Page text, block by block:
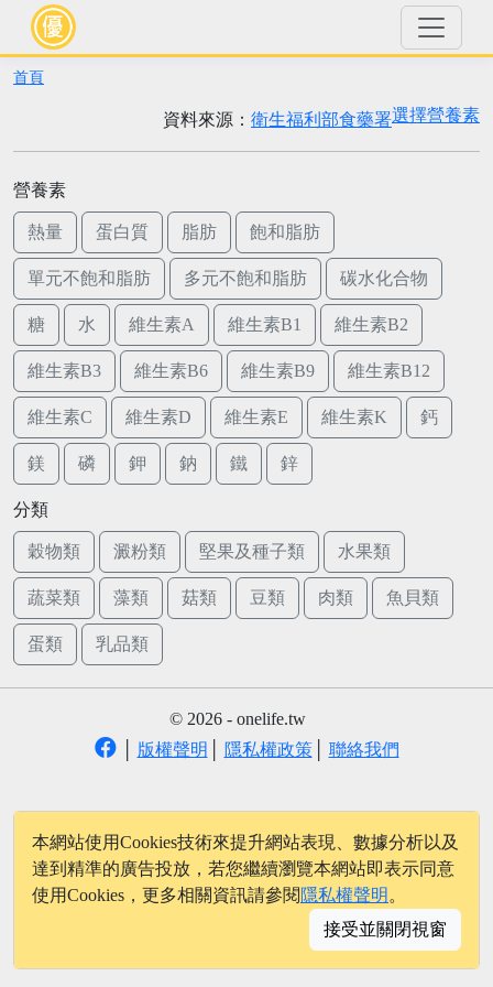
首頁
選擇營養素
資料來源： 衛生福利部食藥署
營養素
熱量 蛋白質 脂肪 飽和脂肪
單元不飽和脂肪 多元不飽和脂肪 碳水化合物
糖 水 維生素A 維生素B1 維生素B2
維生素B3 維生素B6 維生素B9 維生素B12
維生素C 維生素D 維生素E 維生素K 鈣
鎂 磷 鉀 鈉 鐵 鋅
分類
穀物類 澱粉類 堅果及種子類 水果類
蔬菜類 藻類 菇類 豆類 肉類 魚貝類
蛋類 乳品類
© 2026 - onelife.tw
版權聲明 隱私權政策│ 聯絡我們
本網站使用Cookies技術來提升網站表現、數據分析以及
達到精準的廣告投放，若您繼續瀏覽本網站即表示同意
使用Cookies，更多相關資訊請參閱 隱私權聲明 。
接受並關閉視窗